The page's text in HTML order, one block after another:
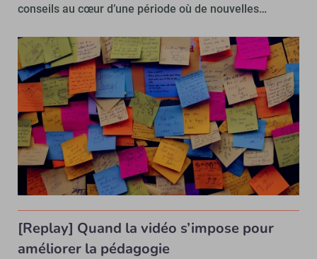
conseils au cœur d’une période où de nouvelles…
[Replay] Quand la vidéo s’impose pour
améliorer la pédagogie